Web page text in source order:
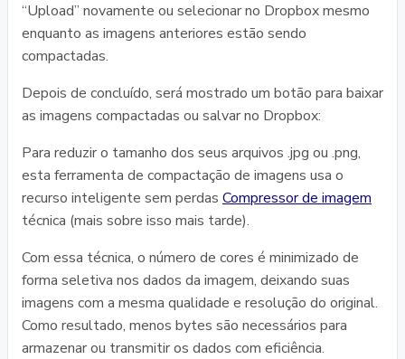
“Upload” novamente ou selecionar no Dropbox mesmo
enquanto as imagens anteriores estão sendo
compactadas.
Depois de concluído, será mostrado um botão para baixar
as imagens compactadas ou salvar no Dropbox:
Para reduzir o tamanho dos seus arquivos .jpg ou .png,
esta ferramenta de compactação de imagens usa o
recurso inteligente sem perdas Compressor de imagem
técnica (mais sobre isso mais tarde).
Com essa técnica, o número de cores é minimizado de
forma seletiva nos dados da imagem, deixando suas
imagens com a mesma qualidade e resolução do original.
Como resultado, menos bytes são necessários para
armazenar ou transmitir os dados com eficiência.